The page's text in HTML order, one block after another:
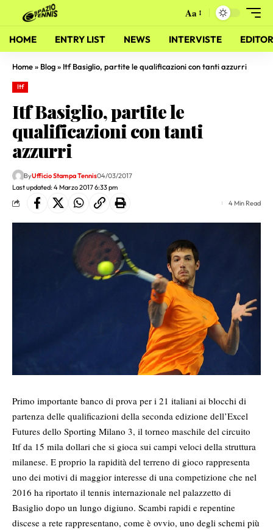
Aa
HOME ENTRY LIST NEWS INTERVISTE
Home» Blog» Itf Basiglio, partite le qualificazioni con tanti azzurri
Itf
Itf Basiglio, partite le
qualificazioni con tanti
azzurri
Last updated: 4 Marzo 2017 6:33 pm
ByUfficio Stampa Tennis04/03/2017
4 Min Read
Primo importante banco di prova per i 21 italiani ai blocchi di
partenza delle qualificazioni della seconda edizione dell’Excel
Futures dello Sporting Milano 3, il torneo maschile del circuito
Itf da 15 mila dollari che si gioca sui campi veloci della struttura
milanese. E proprio la rapidità del terreno di gioco rappresenta
uno dei motivi di maggior interesse di una competizione che nel
2016 ha riportato il tennis internazionale nel palazzetto di
Basiglio dopo un lungo digiuno. Scambi rapidi e repentine
discese a rete rappresentano, come è ovvio, uno degli schemi più